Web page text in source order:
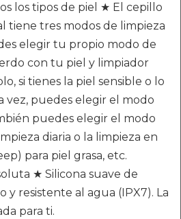
los tipos de piel ★ El cepillo
tiene tres modos de limpieza
elegir tu propio modo de
con tu piel y limpiador
si tienes la piel sensible o lo
vez, puedes elegir el modo
puedes elegir el modo
diaria o la limpieza en
para piel grasa, etc.
★ Silicona suave de
y resistente al agua (IPX7). La
para ti.